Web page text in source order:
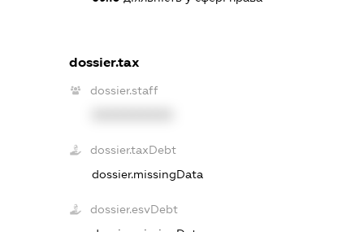
dossier.tax
dossier.staff
dossier.taxDebt
dossier.missingData
dossier.esvDebt